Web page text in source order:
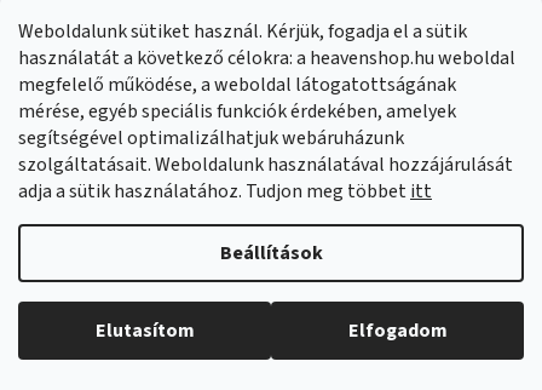
Weboldalunk sütiket használ. Kérjük, fogadja el a sütik
használatát a következő célokra: a heavenshop.hu weboldal
megfelelő működése, a weboldal látogatottságának
mérése, egyéb speciális funkciók érdekében, amelyek
segítségével optimalizálhatjuk webáruházunk
szolgáltatásait. Weboldalunk használatával hozzájárulását
adja a sütik használatához. Tudjon meg többetitt
Beállítások
Elutasítom Elfogadom
Aqualine, Függesztett
mosogató 55x37cm,
műanyag, fehér, PI5052
Külső raktáron (>20 db )
KOSÁRBA
Aqualine, WEGA tükör
65x90cm, lekerekített,
polcokkal, 65028
Külső raktáron (10 db )
KOSÁRBA